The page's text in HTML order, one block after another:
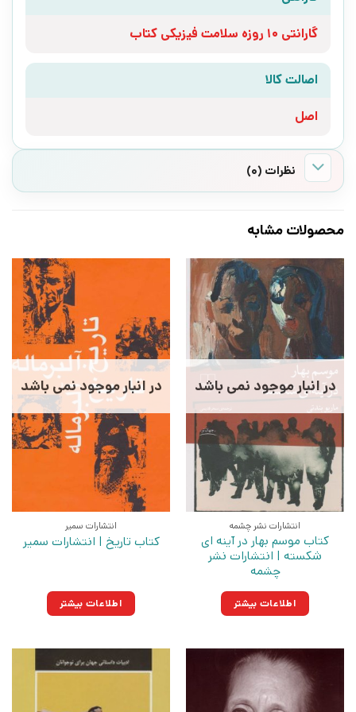
گارانتی 10 روزه سلامت فیزیکی کتاب
اصالت کالا
اصل
نظرات (0)
محصولات مشابه
در انبار موجود نمی باشد
انتشارات نشر چشمه
کتاب موسم بهار در آینه ای
شکسته | انتشارات نشر
چشمه
اطلاعات بیشتر
در انبار موجود نمی باشد
انتشارات سمیر
کتاب تاریخ | انتشارات سمیر
اطلاعات بیشتر